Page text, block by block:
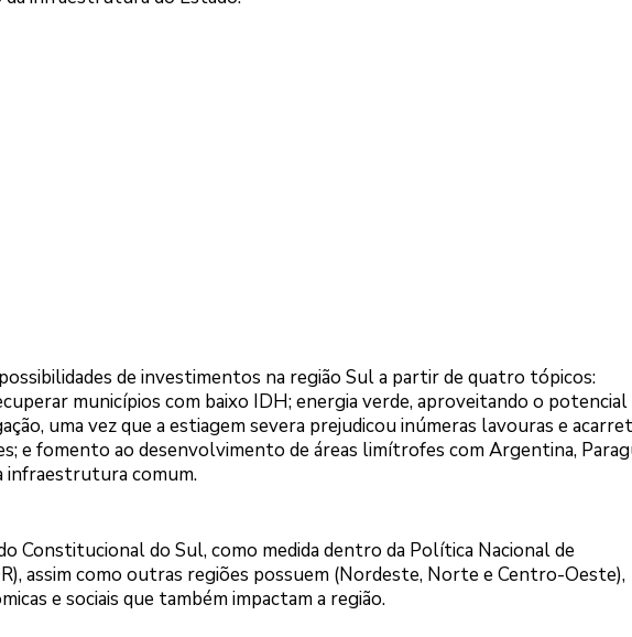
de investimentos na região Sul a partir de quatro tópicos:
municípios com baixo IDH; energia verde, aproveitando o potencial
uma vez que a estiagem severa prejudicou inúmeras lavouras e
e fomento ao desenvolvimento de áreas limítrofes com Argentina,
infraestrutura comum.
Constitucional do Sul, como medida dentro da Política Nacional de
assim como outras regiões possuem (Nordeste, Norte e Centro-Oeste),
e sociais que também impactam a região.